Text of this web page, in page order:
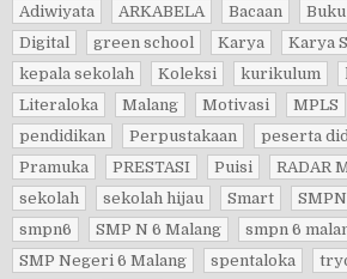
Adiwiyata ARKABELA Bacaan Buku
Digital
green school Karya Karya
kepala sekolah
Koleksi kurikulum
Literaloka
Malang Motivasi MPLS
pendidikan
Perpustakaan peserta
Pramuka
PRESTASI Puisi RADAR
sekolah
sekolah hijau Smart
smpn6
SMP N 6 Malang
smpn 6
SMP Negeri 6 Malang
spentaloka